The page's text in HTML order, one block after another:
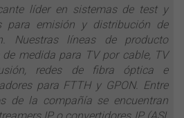
líder en sistemas de test y
para emisión y distribución de
Nuestras líneas de producto
medida para TV por cable, TV
redes de fibra óptica e
para FTTH y GPON. Entre
de la compañía se encuentran